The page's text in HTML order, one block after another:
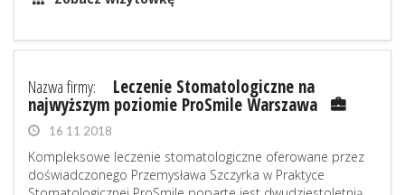
Nazwa firmy: Leczenie Stomatologiczne na
najwyższym poziomie ProSmile Warszawa
16 11 2018
Kompleksowe leczenie stomatologiczne oferowane przez
doświadczonego Przemysława Szczyrka w Praktyce